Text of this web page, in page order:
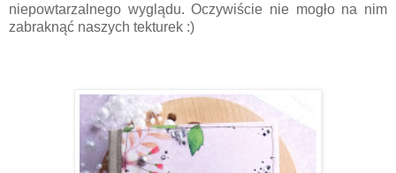
niepowtarzalnego wyglądu. Oczywiście nie mogło na nim
zabraknąć naszych tekturek :)